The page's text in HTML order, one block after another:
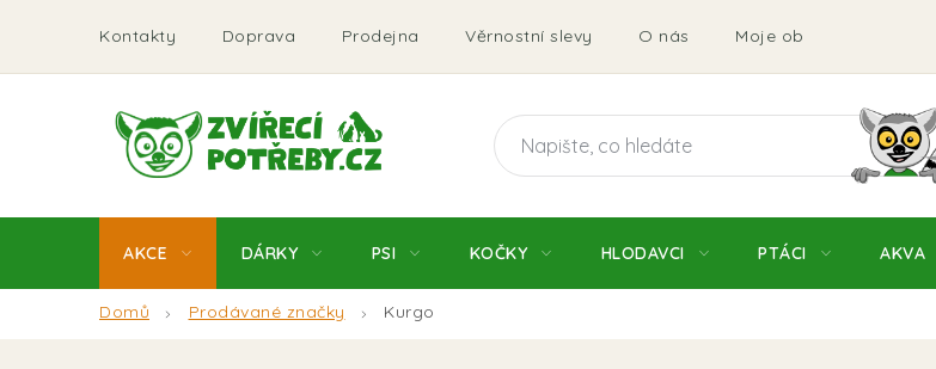
obsah
Kontakty Doprava Prodejna Věrnostní slevy O nás Moje objednávka
AKCE DÁRKY PSI KOČKY HLODAVCI PTÁCI AKVA
Domů Prodávané značky Kurgo